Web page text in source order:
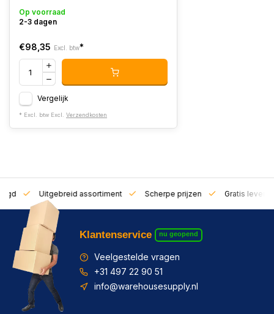
Op voorraad
2-3 dagen
€98,35 Excl. btw*
Vergelijk
* Excl. btw Excl. Verzendkosten
Uitgebreid assortiment Scherpe prijzen Gratis
Klantenservice nu geopend
Veelgestelde vragen
+31 497 22 90 51
info@warehousesupply.nl